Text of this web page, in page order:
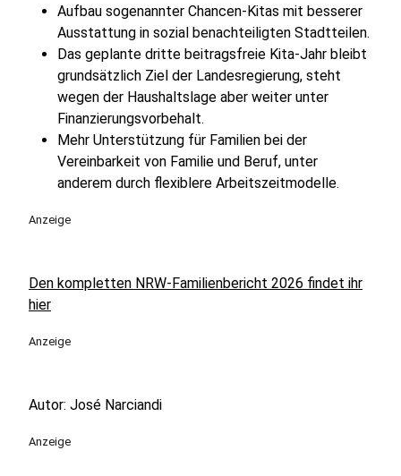
Aufbau sogenannter Chancen-Kitas mit besserer
Ausstattung in sozial benachteiligten Stadtteilen.
Das geplante dritte beitragsfreie Kita-Jahr bleibt
grundsätzlich Ziel der Landesregierung, steht
wegen der Haushaltslage aber weiter unter
Finanzierungsvorbehalt.
Mehr Unterstützung für Familien bei der
Vereinbarkeit von Familie und Beruf, unter
anderem durch flexiblere Arbeitszeitmodelle.
Anzeige
Den kompletten NRW-Familienbericht 2026 findet ihr
hier
Anzeige
Autor: José Narciandi
Anzeige